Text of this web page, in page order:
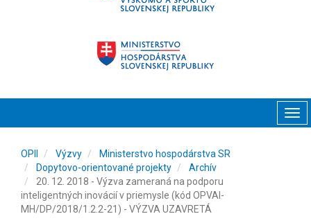
OPII Výzvy
Ministerstvo hospodárstva SR
Dopytovo-orientované projekty
Archív
20. 12. 2018 - Výzva zameraná na podporu
inteligentných inovácií v priemysle (kód OPVAI-
MH/DP/2018/1.2.2-21) - VÝZVA UZAVRETÁ